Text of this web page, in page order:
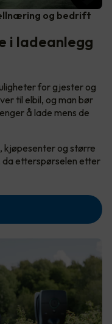
og bedrift
i ladeanlegg
for gjester og
til elbil, og man bør
å lade mens de
kjøpesenter og større
da etterspørselen etter